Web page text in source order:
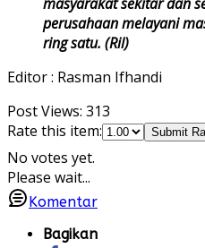
masyarakat sekitar dan
perusahaan melayani
ring satu. (Ril)
Editor : Rasman Ifhandi
Post Views: 313
Rate this item:
Submit
No votes yet.
Please wait...
Komentar
Bagikan